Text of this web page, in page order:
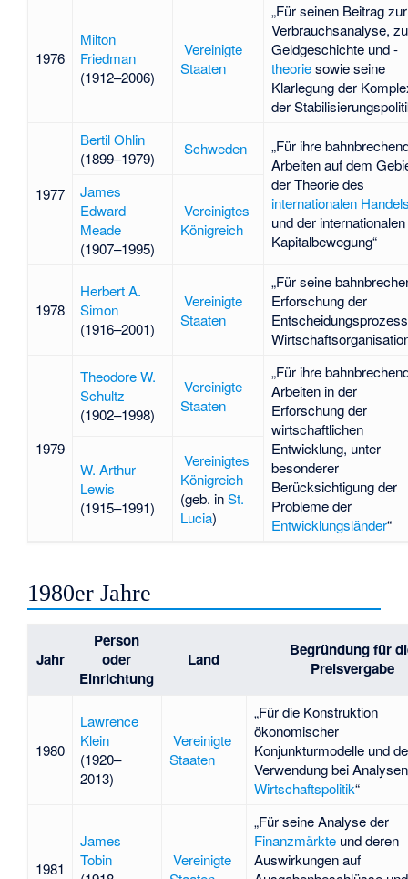
1976
Milton
Friedman
(1912–2006)
Vereinigte
Staaten
„Für seinen Beitrag zur
Verbrauchsanalyse,
Geldgeschichte und -
theoriesowie seine
Klarlegung der
der
1977
Bertil Ohlin
(1899–1979)
Schweden
„Für ihre
Arbeiten auf dem
der Theorie des
internationalen
und der internationalen
Kapitalbewegung“
James
Edward
Meade
(1907–1995)
Vereinigtes
Königreich
1978
Herbert A.
Simon
(1916–2001)
Vereinigte
Staaten
„Für seine
Erforschung der
1979
Theodore W.
Schultz
(1902–1998)
Vereinigte
Staaten
„Für ihre
Arbeiten in der
Erforschung der
wirtschaftlichen
Entwicklung, unter
besonderer
Berücksichtigung der
Probleme der
Entwicklungsländer“
W. Arthur
Lewis
(1915–1991)
Vereinigtes
Königreich
(geb. inSt.
Lucia)
1980er Jahre
Jahr
Person
oder
Einrichtung
Land
Begründung für
Preisvergabe
1980
Lawrence
Klein
(1920–
2013)
Vereinigte
Staaten
„Für die Konstruktion
ökonomischer
Konjunkturmodelle und
Verwendung bei
Wirtschaftspolitik“
1981
James
Tobin
Vereinigte
„Für seine Analyse der
Finanzmärkteund deren
Auswirkungen auf